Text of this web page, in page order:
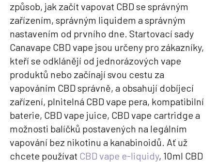
způsob, jak začít vapovat CBD se správným
zařízením, správným liquidem a správným
nastavením od prvního dne. Startovací sady
Canavape CBD vape jsou určeny pro zákazníky,
kteří se odklánějí od jednorázových vape
produktů nebo začínají svou cestu za
vapováním CBD správně, a obsahují dobíjecí
zařízení, plnitelná CBD vape pera, kompatibilní
baterie, CBD vape juice, CBD vape cartridge a
možnosti balíčků postavených na legálním
vapování bez nikotinu a kanabinoidů. Ať už
chcete používat CBD vape e-liquidy, 10ml CBD